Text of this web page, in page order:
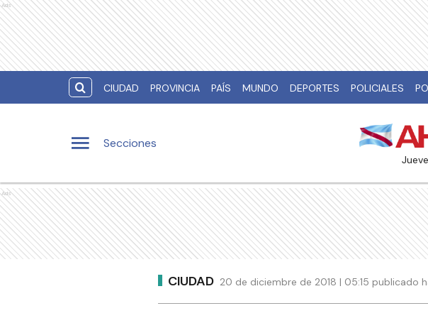
Ads
CIUDAD PROVINCIA PAÍS MUNDO DEPORTES POLICIALES
Secciones
Ads
CIUDAD 20 de diciembre de 2018 | 05:15 publicado